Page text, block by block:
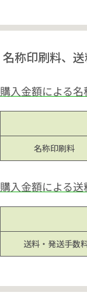
名称印刷料、
購入金額による名
名称印刷料
購入金額による送
送料・ 発送手数